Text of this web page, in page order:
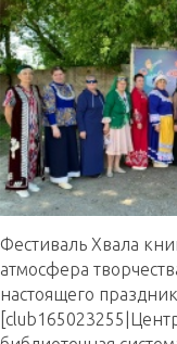
Фестиваль Хвала
атмосфера
настоящего